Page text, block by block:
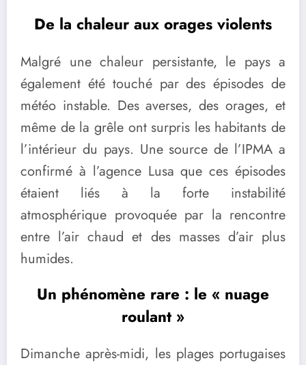
De la chaleur aux orages violents
Malgré une chaleur persistante, le pays a
également été touché par des épisodes de
météo instable. Des averses, des orages, et
même de la grêle ont surpris les habitants de
l’intérieur du pays. Une source de l’IPMA a
confirmé à l’agence Lusa que ces épisodes
étaient liés à la forte instabilité
atmosphérique provoquée par la rencontre
entre l’air chaud et des masses d’air plus
humides.
Un phénomène rare : le « nuage
roulant »
Dimanche après-midi, les plages portugaises